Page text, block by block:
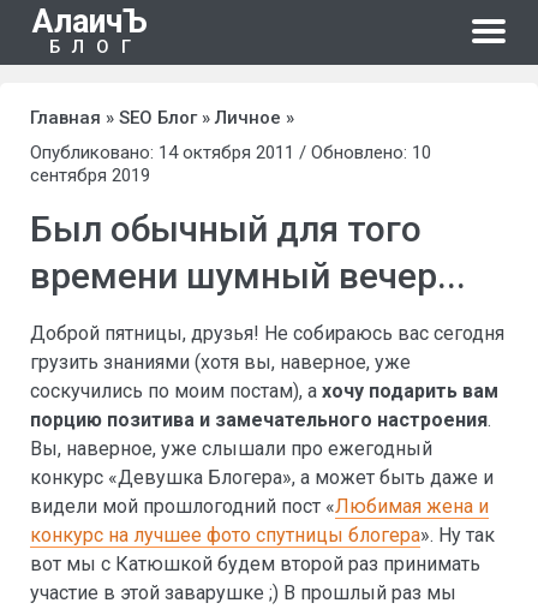
АлаичЪ
БЛОГ
Главная » SEO Блог»Личное »
Опубликовано: 14 октября 2011 / Обновлено: 10
сентября 2019
Был обычный для того
времени шумный вечер...
Доброй пятницы, друзья! Не собираюсь вас сегодня
грузить знаниями (хотя вы, наверное, уже
соскучились по моим постам), а хочу подарить вам
порцию позитива и замечательного настроения.
Вы, наверное, уже слышали про ежегодный
конкурс «Девушка Блогера», а может быть даже и
видели мой прошлогодний пост «Любимая жена и
конкурс на лучшее фото спутницы блогера». Ну так
вот мы с Катюшкой будем второй раз принимать
участие в этой заварушке ;) В прошлый раз мы